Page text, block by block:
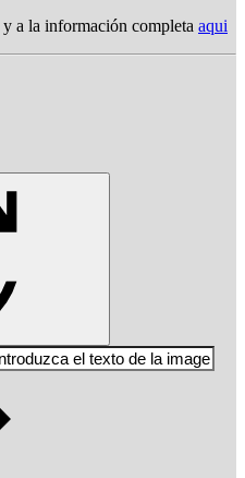
y a la información completa aqui